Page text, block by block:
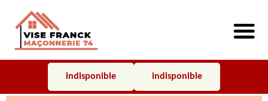
indisponible indisponible